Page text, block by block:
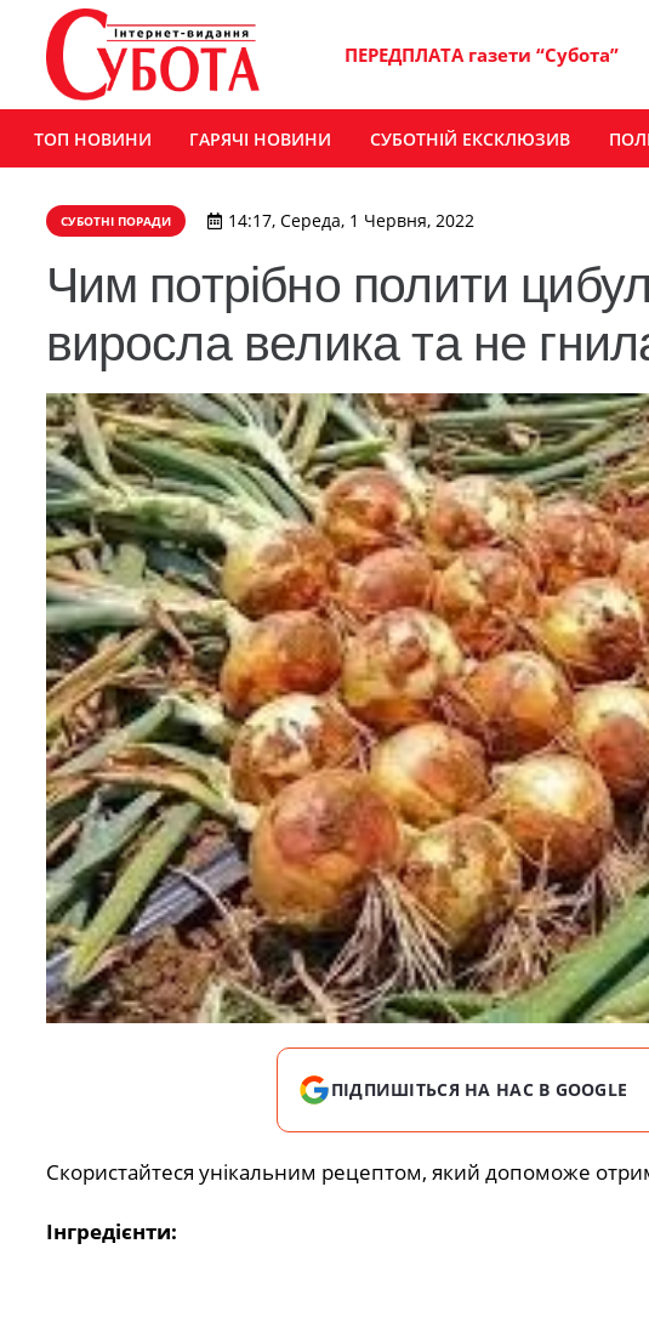
ПЕРЕДПЛАТА газети “Субота”
ТОП НОВИНИ ГАРЯЧІ НОВИНИ СУБОТНІЙ ЕКСКЛЮЗИВ
СУБОТНІ ПОРАДИ 14:17, Середа, 1 Червня, 2022
Чим потрібно полити
виросла велика та не
ПІДПИШІТЬСЯ НА НАС В GOOGLE
Скористайтеся унікальним рецептом, який допоможе
Інгредієнти: